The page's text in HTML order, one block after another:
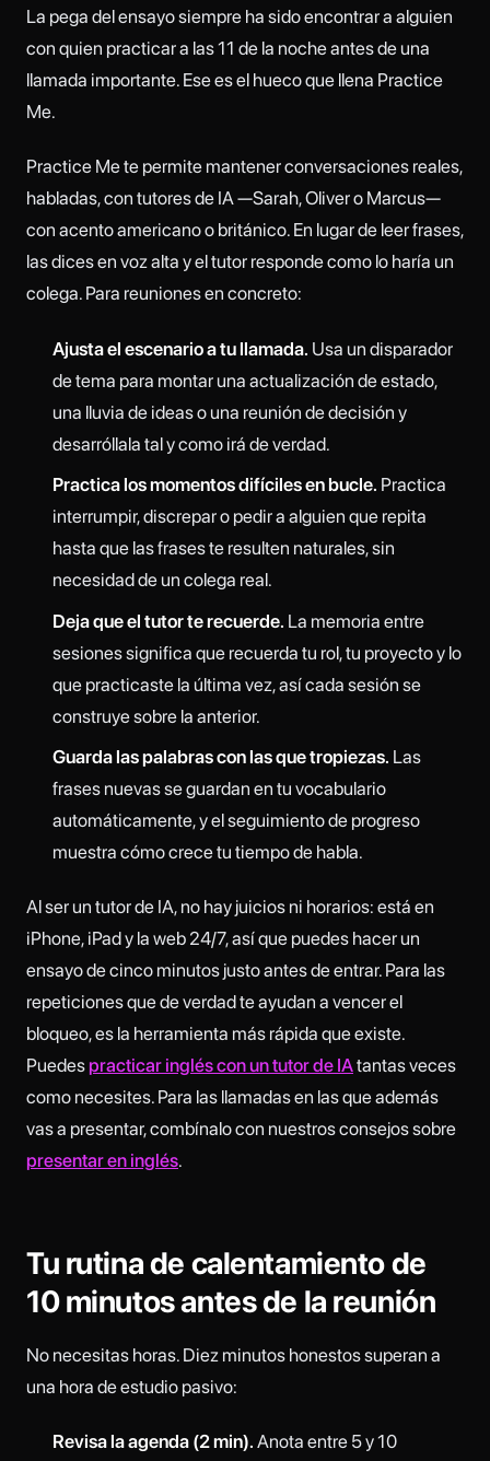
La pega del ensayo siempre ha sido encontrar a alguien
con quien practicar a las 11 de la noche antes de una
llamada importante. Ese es el hueco que llena Practice
Me.
Practice Me te permite mantener conversaciones reales,
habladas, con tutores de IA —Sarah, Oliver o Marcus—
con acento americano o británico. En lugar de leer frases,
las dices en voz alta y el tutor responde como lo haría un
colega. Para reuniones en concreto:
Ajusta el escenario a tu llamada. Usa un disparador
de tema para montar una actualización de estado,
una lluvia de ideas o una reunión de decisión y
desarróllala tal y como irá de verdad.
Practica los momentos difíciles en bucle. Practica
interrumpir, discrepar o pedir a alguien que repita
hasta que las frases te resulten naturales, sin
necesidad de un colega real.
Deja que el tutor te recuerde. La memoria entre
sesiones significa que recuerda tu rol, tu proyecto y lo
que practicaste la última vez, así cada sesión se
construye sobre la anterior.
Guarda las palabras con las que tropiezas. Las
frases nuevas se guardan en tu vocabulario
automáticamente, y el seguimiento de progreso
muestra cómo crece tu tiempo de habla.
Al ser un tutor de IA, no hay juicios ni horarios: está en
iPhone, iPad y la web 24/7, así que puedes hacer un
ensayo de cinco minutos justo antes de entrar. Para las
repeticiones que de verdad te ayudan a vencer el
bloqueo, es la herramienta más rápida que existe.
Puedespracticar inglés con un tutor de IAtantas veces
como necesites. Para las llamadas en las que además
vas a presentar, combínalo con nuestros consejos sobre
presentar en inglés.
Tu rutina de calentamiento de
10 minutos antes de la reunión
No necesitas horas. Diez minutos honestos superan a
una hora de estudio pasivo:
Revisa la agenda (2 min). Anota entre 5 y 10